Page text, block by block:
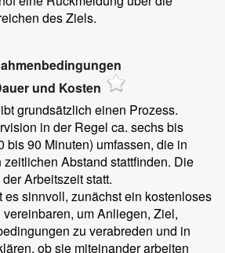
des Ziels.
und Kosten
grundsätzlich einen Prozess.
in der Regel ca. sechs bis
bis 90 Minuten) umfassen, die in
Abstand stattfinden. Die
Arbeitszeit statt.
es sinnvoll, zunächst ein kostenloses
um Anliegen, Ziel,
zu verabreden und in
ob sie miteinander arbeiten